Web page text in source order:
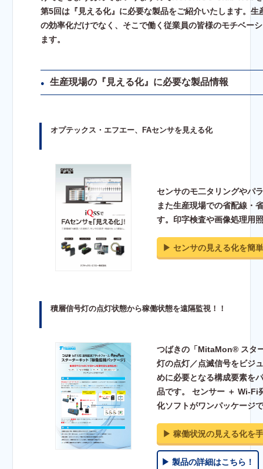
第5回は『見える化』に必要な製品をご紹介いたします。生
の効率化だけでなく、そこで働く従業員の皆様のモチベー
ます。
● 生産現場の『見える化』に必要な製品情報
オプテックス・エフエー、FAセンサを見える化
センサのモ二タリングやパ
また生産現場での省配線・
す。印字検査や画像処理用
▶︎ センサの見える化を簡
積層信号灯の点灯状態から稼働状態を遠隔監視！！
つばきの「MitaMon® スタ
灯の点灯／点滅信号をビジ
めに必要となる構成要素を
品です。 センサー ＋ Wi-Fi
化ソフトがワンパッケージ
▶︎ 稼働状況の見える化を
▶︎ 製品の詳細はこちら！